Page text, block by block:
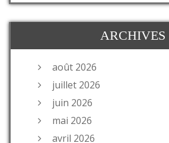
ARCHIVES
août 2026
juillet 2026
juin 2026
mai 2026
avril 2026